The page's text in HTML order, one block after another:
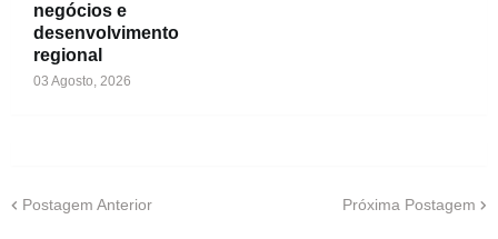
negócios e
desenvolvimento
regional
03 Agosto, 2026
Postagem Anterior Próxima Postagem